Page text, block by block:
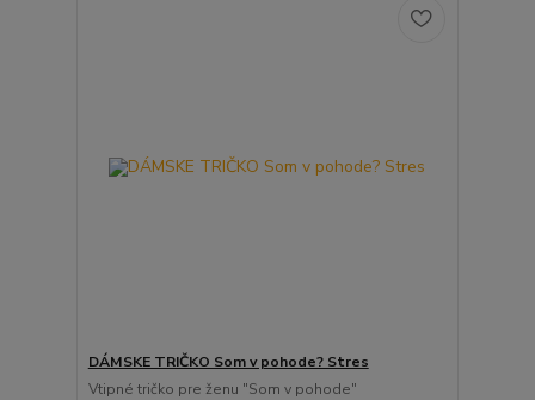
DÁMSKE TRIČKO Som v pohode? Stres
Vtipné tričko pre ženu "Som v pohode"